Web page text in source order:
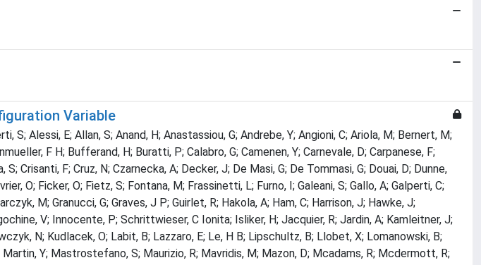
Variable
Alessi, E; Allan, S; Anand, H; Anastassiou, G; Andrebe, Y; Angioni, C; Ariola, M; Bernert, M;
F H; Bufferand, H; Buratti, P; Calabro, G; Camenen, Y; Carnevale, D; Carpanese, F;
Crisanti, F; Cruz, N; Czarnecka, A; Decker, J; De Masi, G; De Tommasi, G; Douai, D; Dunne,
O; Ficker, O; Fietz, S; Fontana, M; Frassinetti, L; Furno, I; Galeani, S; Gallo, A; Galperti, C;
M; Granucci, G; Graves, J P; Guirlet, R; Hakola, A; Ham, C; Harrison, J; Hawke, J;
V; Innocente, P; Schrittwieser, C Ionita; Isliker, H; Jacquier, R; Jardin, A; Kamleitner, J;
N; Kudlacek, O; Labit, B; Lazzaro, E; Le, H B; Lipschultz, B; Llobet, X; Lomanowski, B;
Y; Mastrostefano, S; Maurizio, R; Mavridis, M; Mazon, D; Mcadams, R; Mcdermott, R;